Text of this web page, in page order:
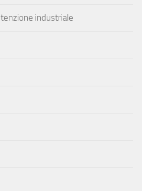
industriale